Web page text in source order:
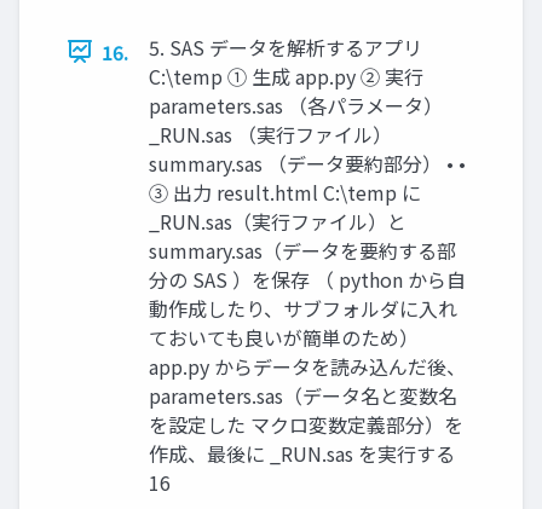
16.
5. SAS データを解析するアプリ
C:\temp ① 生成 app.py ② 実行
parameters.sas （各パラメータ）
_RUN.sas （実行ファイル）
summary.sas （データ要約部分） • •
③ 出力 result.html C:\temp に
_RUN.sas（実行ファイル）と
summary.sas（データを要約する部
分の SAS ）を保存 （ python から自
動作成したり、サブフォルダに入れ
ておいても良いが簡単のため）
app.py からデータを読み込んだ後、
parameters.sas（データ名と変数名
を設定した マクロ変数定義部分）を
作成、最後に _RUN.sas を実行する
16